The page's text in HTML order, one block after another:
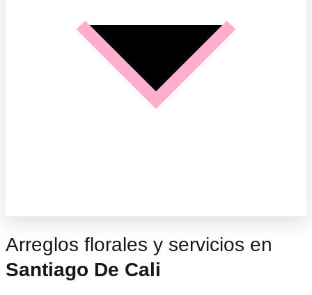
Arreglos florales y servicios en
Santiago De Cali